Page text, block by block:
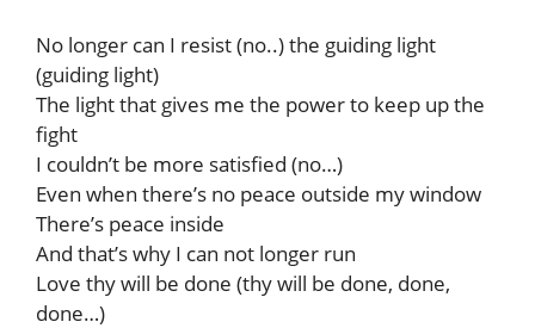
No longer can I resist (no..) the guiding light
(guiding light)
The light that gives me the power to keep up the
fight
I couldn’t be more satisfied (no…)
Even when there’s no peace outside my window
There’s peace inside
And that’s why I can not longer run
Love thy will be done (thy will be done, done,
done…)